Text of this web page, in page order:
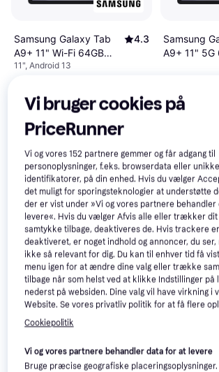
Samsung Galaxy Tab
A9+ 11" Wi-Fi 64GB
Graphite
4.3
11", Android 13
Samsung
A9+ 11" 5G
2 butikker
Trender
Samsung Galaxy Tab
A9+ 11" Wi-Fi 64GB
Navy
4.3
11", Android 13
1.999 kr.
1 butik
Samsung
A9+ 11" 5G
11"
3.203 kr.
1 butik
Vi bruger cookies på
PriceRunner
Vi og vores152 partnere gemmer og får adgang til
personoplysninger, f.eks. browserdata eller unikke
identifikatorer, på din enhed. Hvis du vælger
det muligt for sporingsteknologier at understøtte
der er vist under »Vi og vores partnere
levere«. Hvis du vælger Afvis alle eller trækker dit
samtykke tilbage, deaktiveres de. Hvis trackere er
deaktiveret, er noget indhold og annoncer, du ser,
ikke så relevant for dig. Du kan til enhver tid få
menu igen for at ændre dine valg eller trække
tilbage når som helst ved at klikke Indstillinger på
nederst på websiden. Dine valg vil have virkning i
Website. Se vores privatliv politik for at få flere
Cookiepolitik
Vi og vores partnere behandler data for at levere
Bruge præcise geografiske